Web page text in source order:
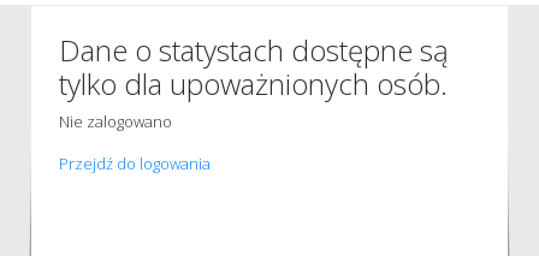
Dane o statystach dostępne są
tylko dla upoważnionych osób.
Nie zalogowano
Przejdź do logowania